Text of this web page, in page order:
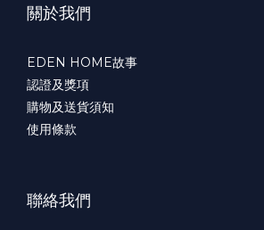
關於我們
EDEN HOME故事
認證及獎項
購物及送貨須知
使用條款
聯絡我們